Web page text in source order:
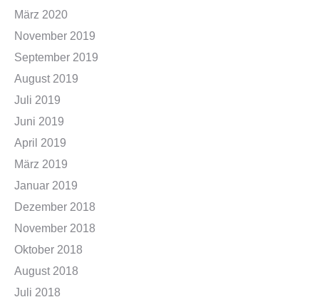
März 2020
November 2019
September 2019
August 2019
Juli 2019
Juni 2019
April 2019
März 2019
Januar 2019
Dezember 2018
November 2018
Oktober 2018
August 2018
Juli 2018